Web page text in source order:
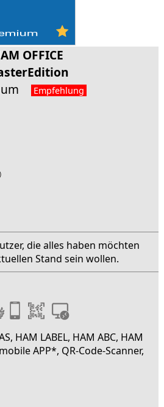
OFFICE
Empfehlung
)
die alles haben möchten
Stand sein wollen.
HAM LABEL, HAM ABC, HAM
APP*, QR-Code-Scanner,